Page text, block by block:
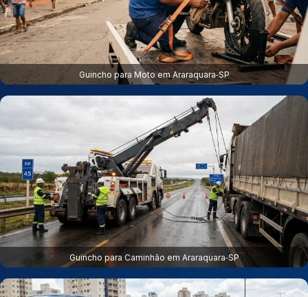
Guincho para Moto em Araraquara‑SP
Guincho para Caminhão em Araraquara‑SP